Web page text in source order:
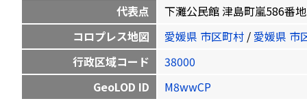
代表点
下灘公民館 津島町嵐586番
コロプレス地図
愛媛県 市区町村 / 愛媛県 市
行政区域コード
38000
GeoLOD ID
M8wwCP